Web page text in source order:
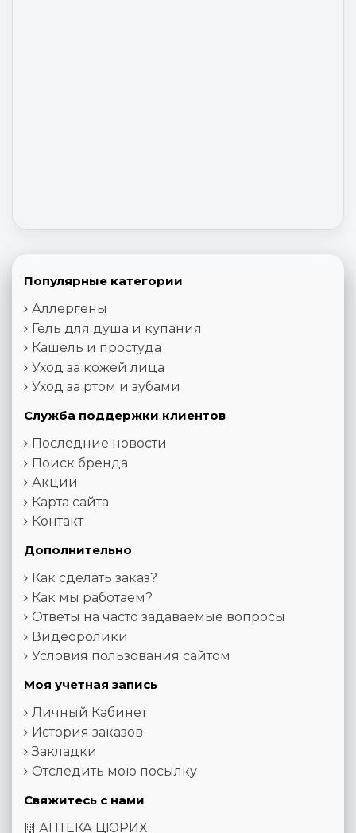
Популярные категории
Аллергены
Гель для душа и купания
Кашель и простуда
Уход за кожей лица
Уход за ртом и зубами
Служба поддержки клиентов
Последние новости
Поиск бренда
Акции
Карта сайта
Контакт
Дополнительно
Как сделать заказ?
Как мы работаем?
Ответы на часто задаваемые вопросы
Видеоролики
Условия пользования сайтом
Моя учетная запись
Личный Кабинет
История заказов
Закладки
Отследить мою посылку
Свяжитесь с нами
АПТЕКА ЦЮРИХ